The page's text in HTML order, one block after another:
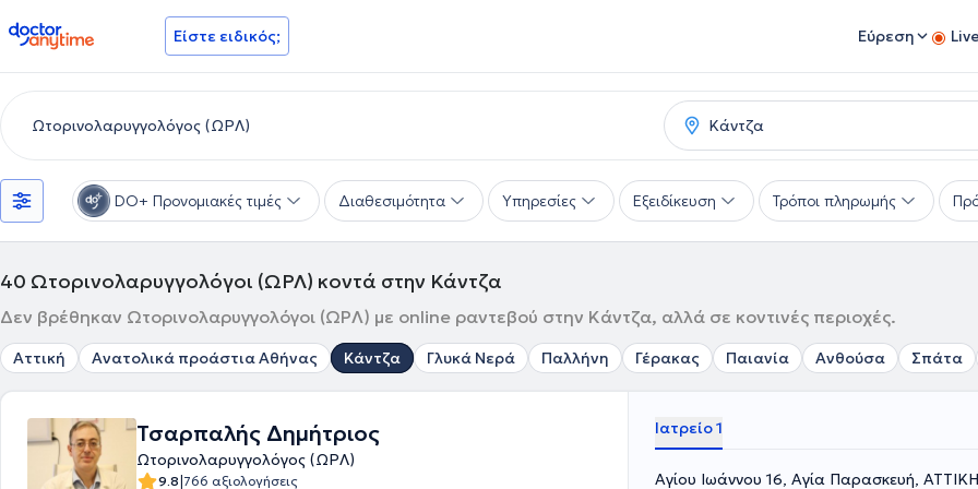
doctoranytime Είστε ειδικός; Εύρεση
DO+ Προνομιακές τιμές Διαθεσιμότητα Υπηρεσίες Εξειδίκευση Τρόποι πληρωμής
40 Ωτορινολαρυγγολόγοι (ΩΡΛ) κοντά στην Κάντζα
Δεν βρέθηκαν Ωτορινολαρυγγολόγοι (ΩΡΛ) με online ραντεβού στην Κάντζα, αλλά σε κοντινές περιοχές.
Αττική Ανατολικά προάστια Αθήνας Κάντζα Γλυκά Νερά Παλλήνη Γέρακας Παιανία Ανθούσα Σπάτα
Τσαρπαλής Δημήτριος
Ωτορινολαρυγγολόγος (ΩΡΛ)
9.8|766 αξιολογήσεις
Ιατρείο 1
Αγίου Ιωάννου 16, Αγία Παρασκευή, ΑΤΤΙΚΗ